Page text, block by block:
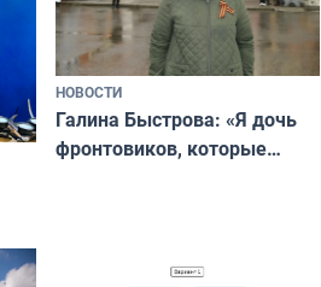
НОВОСТИ
Галина Быстрова: «Я дочь
фронтовиков, которые